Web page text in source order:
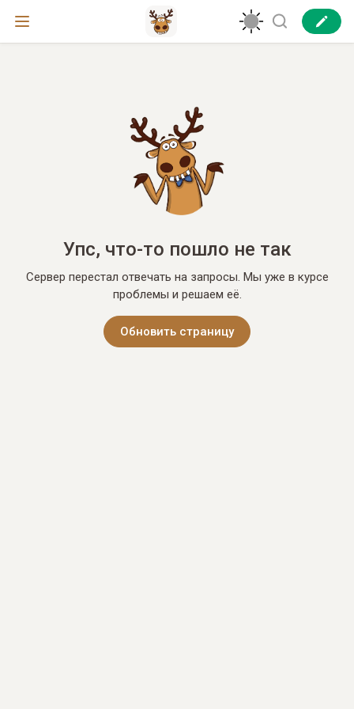
Упс, что-то пошло не так
Сервер перестал отвечать на запросы. Мы уже в курсе
проблемы и решаем её.
Обновить страницу